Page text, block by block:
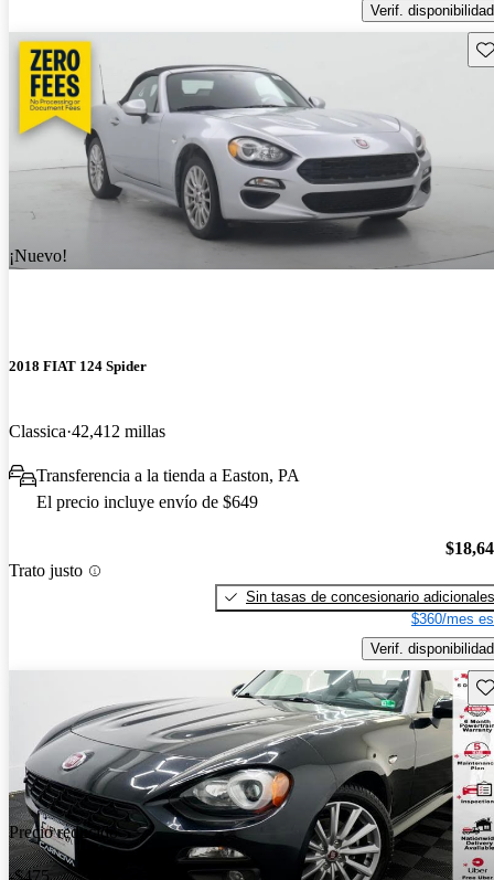
Verif. disponibilidad
¡Nuevo!
2018 FIAT 124 Spider
Classica 42,412 millas
Transferencia a la tienda a Easton, PA
El precio incluye envío de $649
Trato justo
Sin tasas de concesionario adicionales
$360/mes
Verif. disponibilidad
Precio reducido
-$475